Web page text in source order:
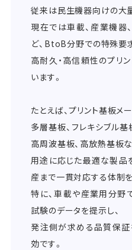
従来は民生機器向けの大
現在では車載、産業機器
ど、BtoB分野での特殊要
高耐久・高信頼性のプリ
います。
たとえば、プリント基板メ
多層基板、フレキシブル基
高周波基板、高放熱基板な
用途に応じた最適な製品
産まで一貫対応する体制
特に、車載や産業用分
試験のデータを提示し、
発注側が求める品質保
効です。